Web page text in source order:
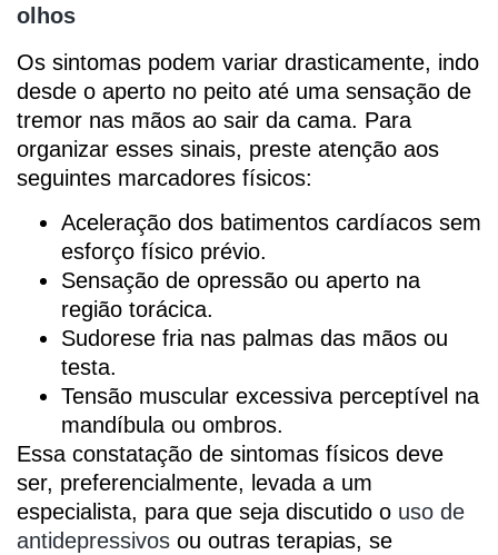
olhos
Os sintomas podem variar drasticamente, indo
desde o aperto no peito até uma sensação de
tremor nas mãos ao sair da cama. Para
organizar esses sinais, preste atenção aos
seguintes marcadores físicos:
Aceleração dos batimentos cardíacos sem
esforço físico prévio.
Sensação de opressão ou aperto na
região torácica.
Sudorese fria nas palmas das mãos ou
testa.
Tensão muscular excessiva perceptível na
mandíbula ou ombros.
Essa constatação de sintomas físicos deve
ser, preferencialmente, levada a um
especialista, para que seja discutido o uso de
antidepressivos ou outras terapias, se